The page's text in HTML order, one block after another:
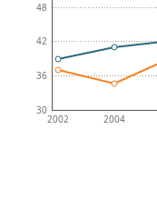
2002 2004
30
36
42
48